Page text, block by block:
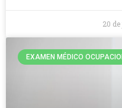
20
EXAMEN MÉDICO